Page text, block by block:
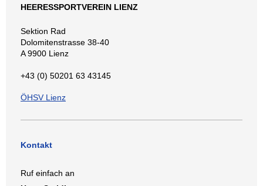
HEERESSPORTVEREIN LIENZ
Sektion Rad
Dolomitenstrasse 38-40
A 9900 Lienz
+43 (0) 50201 63 43145
ÖHSV Lienz
Kontakt
Ruf einfach an